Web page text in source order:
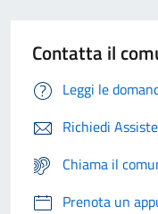
Contatta il
Leggi le
Richiedi
Chiama il
Prenota un